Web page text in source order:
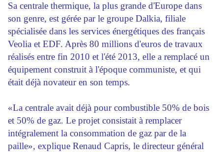
Sa centrale thermique, la plus grande d'Europe dans
son genre, est gérée par le groupe Dalkia, filiale
spécialisée dans les services énergétiques des français
Veolia et EDF. Après 80 millions d'euros de travaux
réalisés entre fin 2010 et l'été 2013, elle a remplacé un
équipement construit à l'époque communiste, et qui
était déjà novateur en son temps.
«La centrale avait déjà pour combustible 50% de bois
et 50% de gaz. Le projet consistait à remplacer
intégralement la consommation de gaz par de la
paille», explique Renaud Capris, le directeur général